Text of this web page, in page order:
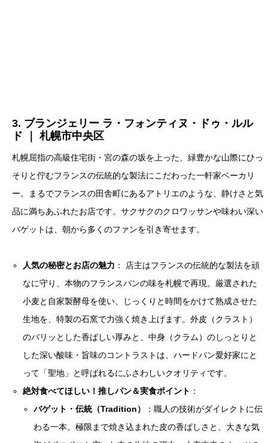
3. ブランジェリー ラ・フォンティヌ・ドゥ・ルル
ド ｜ 札幌市中央区
札幌屈指の高級住宅街・宮の森の坂を上った、緑豊かな山際にひっ
そりと佇むフランスの伝統的な製法にこだわった一軒家ベーカリ
ー。まるでフランスの田舎町にあるアトリエのような、静けさと気
品に満ちあふれたお店です。サクサクのクロワッサンや味わい深い
バゲットは、朝から多くのファンを引き寄せます。
人気の秘密とお店の魅力 ： 店主はフランスの伝統的な製法を頑
なに守り、本物のフランスパンの味を札幌で再現。厳選された
小麦と自家製酵母を使い、じっくりと時間をかけて熟成させた
生地を、特製の石窯で力強く焼き上げます。外皮（クラスト）
のバリッとした香ばしい厚みと、中身（クラム）のしっとりと
した深い酸味・旨味のコントラストは、ハードパン愛好家にと
って「聖地」と呼ばれるにふさわしいクオリティです。
絶対食べてほしい！推しパン＆実食ポイント ：
バゲット・伝統（Tradition）
：職人の技術がダイレクトに伝
わる一本。極限まで焼き込まれた皮の香ばしさと、大きな気